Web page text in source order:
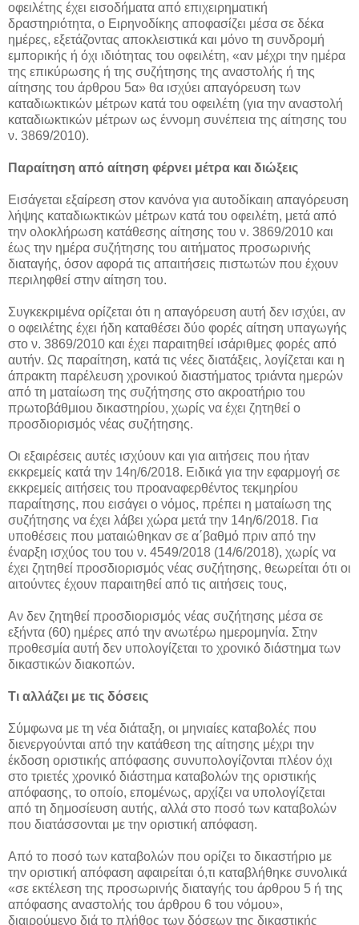
οφειλέτης έχει εισοδήματα από επιχειρηματική
δραστηριότητα, ο Ειρηνοδίκης αποφασίζει μέσα σε δέκα
ημέρες, εξετάζοντας αποκλειστικά και μόνο τη συνδρομή
εμπορικής ή όχι ιδιότητας του οφειλέτη, «αν μέχρι την ημέρα
της επικύρωσης ή της συζήτησης της αναστολής ή της
αίτησης του άρθρου 5α» θα ισχύει απαγόρευση των
καταδιωκτικών μέτρων κατά του οφειλέτη (για την αναστολή
καταδιωκτικών μέτρων ως έννομη συνέπεια της αίτησης του
ν. 3869/2010).
Παραίτηση από αίτηση φέρνει μέτρα και διώξεις
Εισάγεται εξαίρεση στον κανόνα για αυτοδίκαιη απαγόρευση
λήψης καταδιωκτικών μέτρων κατά του οφειλέτη, μετά από
την ολοκλήρωση κατάθεσης αίτησης του ν. 3869/2010 και
έως την ημέρα συζήτησης του αιτήματος προσωρινής
διαταγής, όσον αφορά τις απαιτήσεις πιστωτών που έχουν
περιληφθεί στην αίτηση του.
Συγκεκριμένα ορίζεται ότι η απαγόρευση αυτή δεν ισχύει, αν
ο οφειλέτης έχει ήδη καταθέσει δύο φορές αίτηση υπαγωγής
στο ν. 3869/2010 και έχει παραιτηθεί ισάριθμες φορές από
αυτήν. Ως παραίτηση, κατά τις νέες διατάξεις, λογίζεται και η
άπρακτη παρέλευση χρονικού διαστήματος τριάντα ημερών
από τη ματαίωση της συζήτησης στο ακροατήριο του
πρωτοβάθμιου δικαστηρίου, χωρίς να έχει ζητηθεί ο
προσδιορισμός νέας συζήτησης.
Οι εξαιρέσεις αυτές ισχύουν και για αιτήσεις που ήταν
εκκρεμείς κατά την 14η/6/2018. Ειδικά για την εφαρμογή σε
εκκρεμείς αιτήσεις του προαναφερθέντος τεκμηρίου
παραίτησης, που εισάγει ο νόμος, πρέπει η ματαίωση της
συζήτησης να έχει λάβει χώρα μετά την 14η/6/2018. Για
υποθέσεις που ματαιώθηκαν σε α΄βαθμό πριν από την
έναρξη ισχύος του του ν. 4549/2018 (14/6/2018), χωρίς να
έχει ζητηθεί προσδιορισμός νέας συζήτησης, θεωρείται ότι οι
αιτούντες έχουν παραιτηθεί από τις αιτήσεις τους,
Αν δεν ζητηθεί προσδιορισμός νέας συζήτησης μέσα σε
εξήντα (60) ημέρες από την ανωτέρω ημερομηνία. Στην
προθεσμία αυτή δεν υπολογίζεται το χρονικό διάστημα των
δικαστικών διακοπών.
Τι αλλάζει με τις δόσεις
Σύμφωνα με τη νέα διάταξη, οι μηνιαίες καταβολές που
διενεργούνται από την κατάθεση της αίτησης μέχρι την
έκδοση οριστικής απόφασης συνυπολογίζονται πλέον όχι
στο τριετές χρονικό διάστημα καταβολών της οριστικής
απόφασης, το οποίο, επομένως, αρχίζει να υπολογίζεται
από τη δημοσίευση αυτής, αλλά στο ποσό των καταβολών
που διατάσσονται με την οριστική απόφαση.
Από το ποσό των καταβολών που ορίζει το δικαστήριο με
την οριστική απόφαση αφαιρείται ό,τι καταβλήθηκε συνολικά
«σε εκτέλεση της προσωρινής διαταγής του άρθρου 5 ή της
απόφασης αναστολής του άρθρου 6 του νόμου»,
διαιρούμενο διά το πλήθος των δόσεων της δικαστικής